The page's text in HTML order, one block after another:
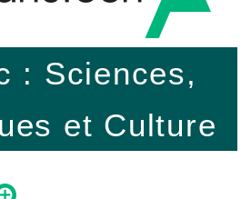
: Sciences,
et Culture